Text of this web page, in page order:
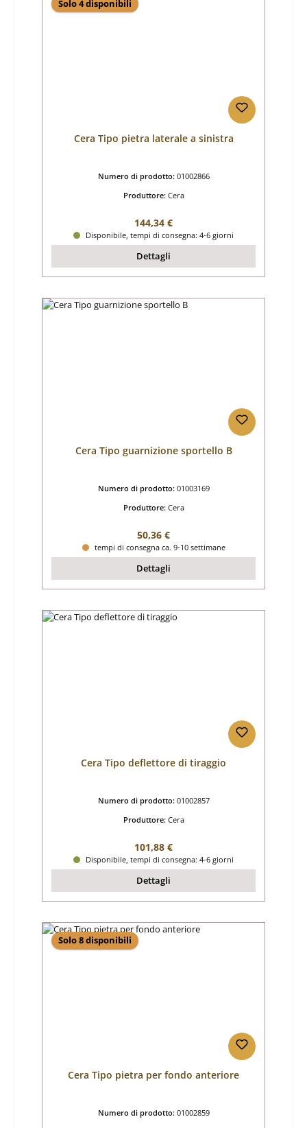
Solo 4 disponibili
Cera Tipo pietra laterale a sinistra
Numero di prodotto: 01002866
Produttore: Cera
Prezzo normale:
144,34 €
Disponibile, tempi di consegna: 4-6 giorni
Dettagli
Cera Tipo guarnizione sportello B
Numero di prodotto: 01003169
Produttore: Cera
Prezzo normale:
50,36 €
tempi di consegna ca. 9-10 settimane
Dettagli
Cera Tipo deflettore di tiraggio
Numero di prodotto: 01002857
Produttore: Cera
Prezzo normale:
101,88 €
Disponibile, tempi di consegna: 4-6 giorni
Dettagli
Solo 8 disponibili
Cera Tipo pietra per fondo anteriore
Numero di prodotto: 01002859